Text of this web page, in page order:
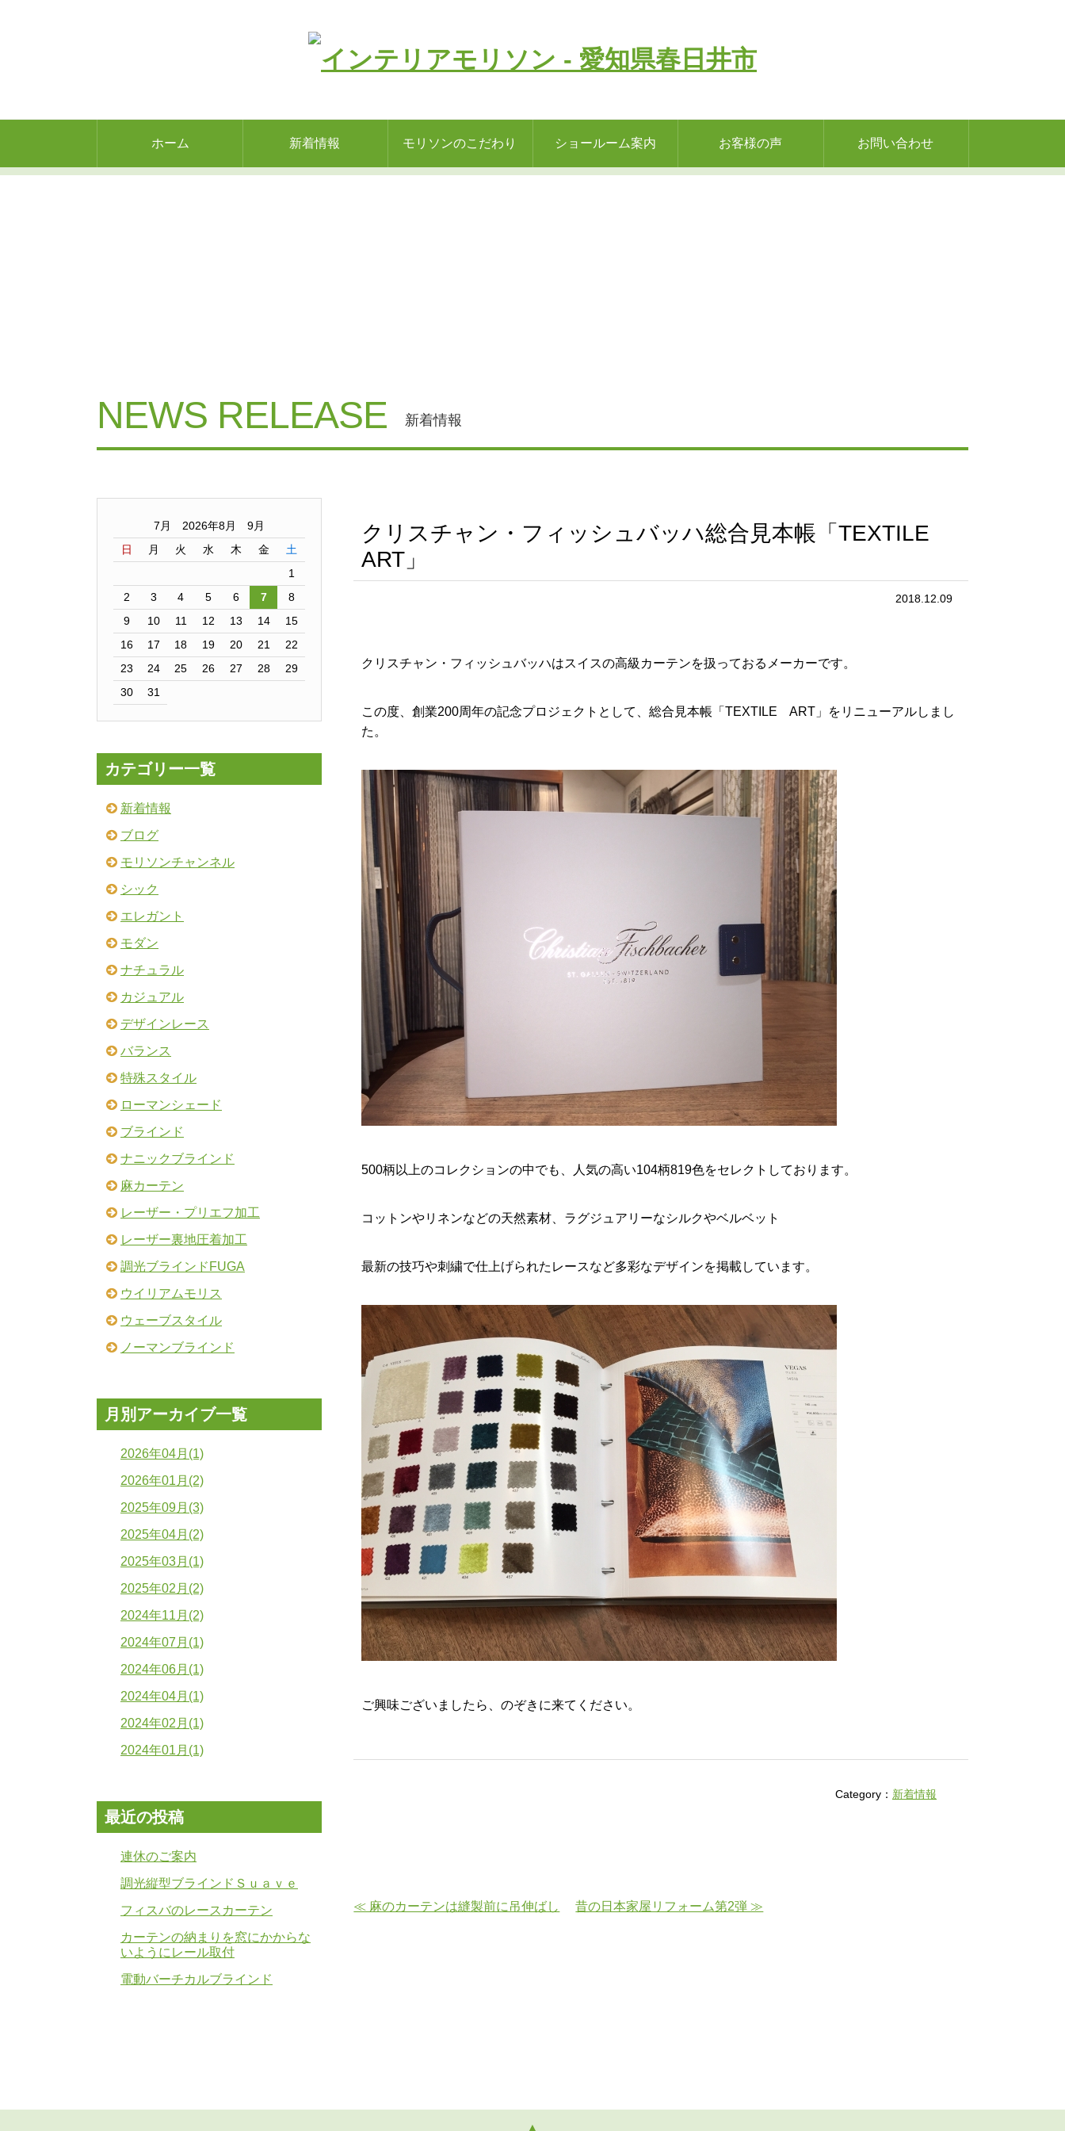
ホーム 新着情報 モリソンのこだわり ショールーム案内 お客様の声 お問い合わせ
NEWS RELEASE 新着情報
クリスチャン・フィッシュバッハ総合見本帳「TEXTILE
ART」
2018.12.09
クリスチャン・フィッシュバッハはスイスの高級カーテンを扱っておるメーカーです。
この度、創業200周年の記念プロジェクトとして、総合見本帳「TEXTILE ART」をリニューアルしまし
た。
500柄以上のコレクションの中でも、人気の高い104柄819色をセレクトしております。
コットンやリネンなどの天然素材、ラグジュアリーなシルクやベルベット
最新の技巧や刺繍で仕上げられたレースなど多彩なデザインを掲載しています。
ご興味ございましたら、のぞきに来てください。
Category： 新着情報
≪ 麻のカーテンは縫製前に吊伸ばし 昔の日本家屋リフォーム第2弾 ≫
7月 2026年8月 9月
日
月 火 水 木 金
土
1
2
3 4 5 6 7
8
9
10 11 12 13 14
15
16
17 18 19 20 21
22
23
24 25 26 27 28
29
30
31
カテゴリー一覧
新着情報
ブログ
モリソンチャンネル
シック
エレガント
モダン
ナチュラル
カジュアル
デザインレース
バランス
特殊スタイル
ローマンシェード
ブラインド
ナニックブラインド
麻カーテン
レーザー・プリエフ加工
レーザー裏地圧着加工
調光ブラインドFUGA
ウイリアムモリス
ウェーブスタイル
ノーマンブラインド
月別アーカイブ一覧
2026年04月(1)
2026年01月(2)
2025年09月(3)
2025年04月(2)
2025年03月(1)
2025年02月(2)
2024年11月(2)
2024年07月(1)
2024年06月(1)
2024年04月(1)
2024年02月(1)
2024年01月(1)
最近の投稿
連休のご案内
調光縦型ブラインドＳｕａｖｅ
フィスバのレースカーテン
カーテンの納まりを窓にかからな
いようにレール取付
電動バーチカルブラインド
▲